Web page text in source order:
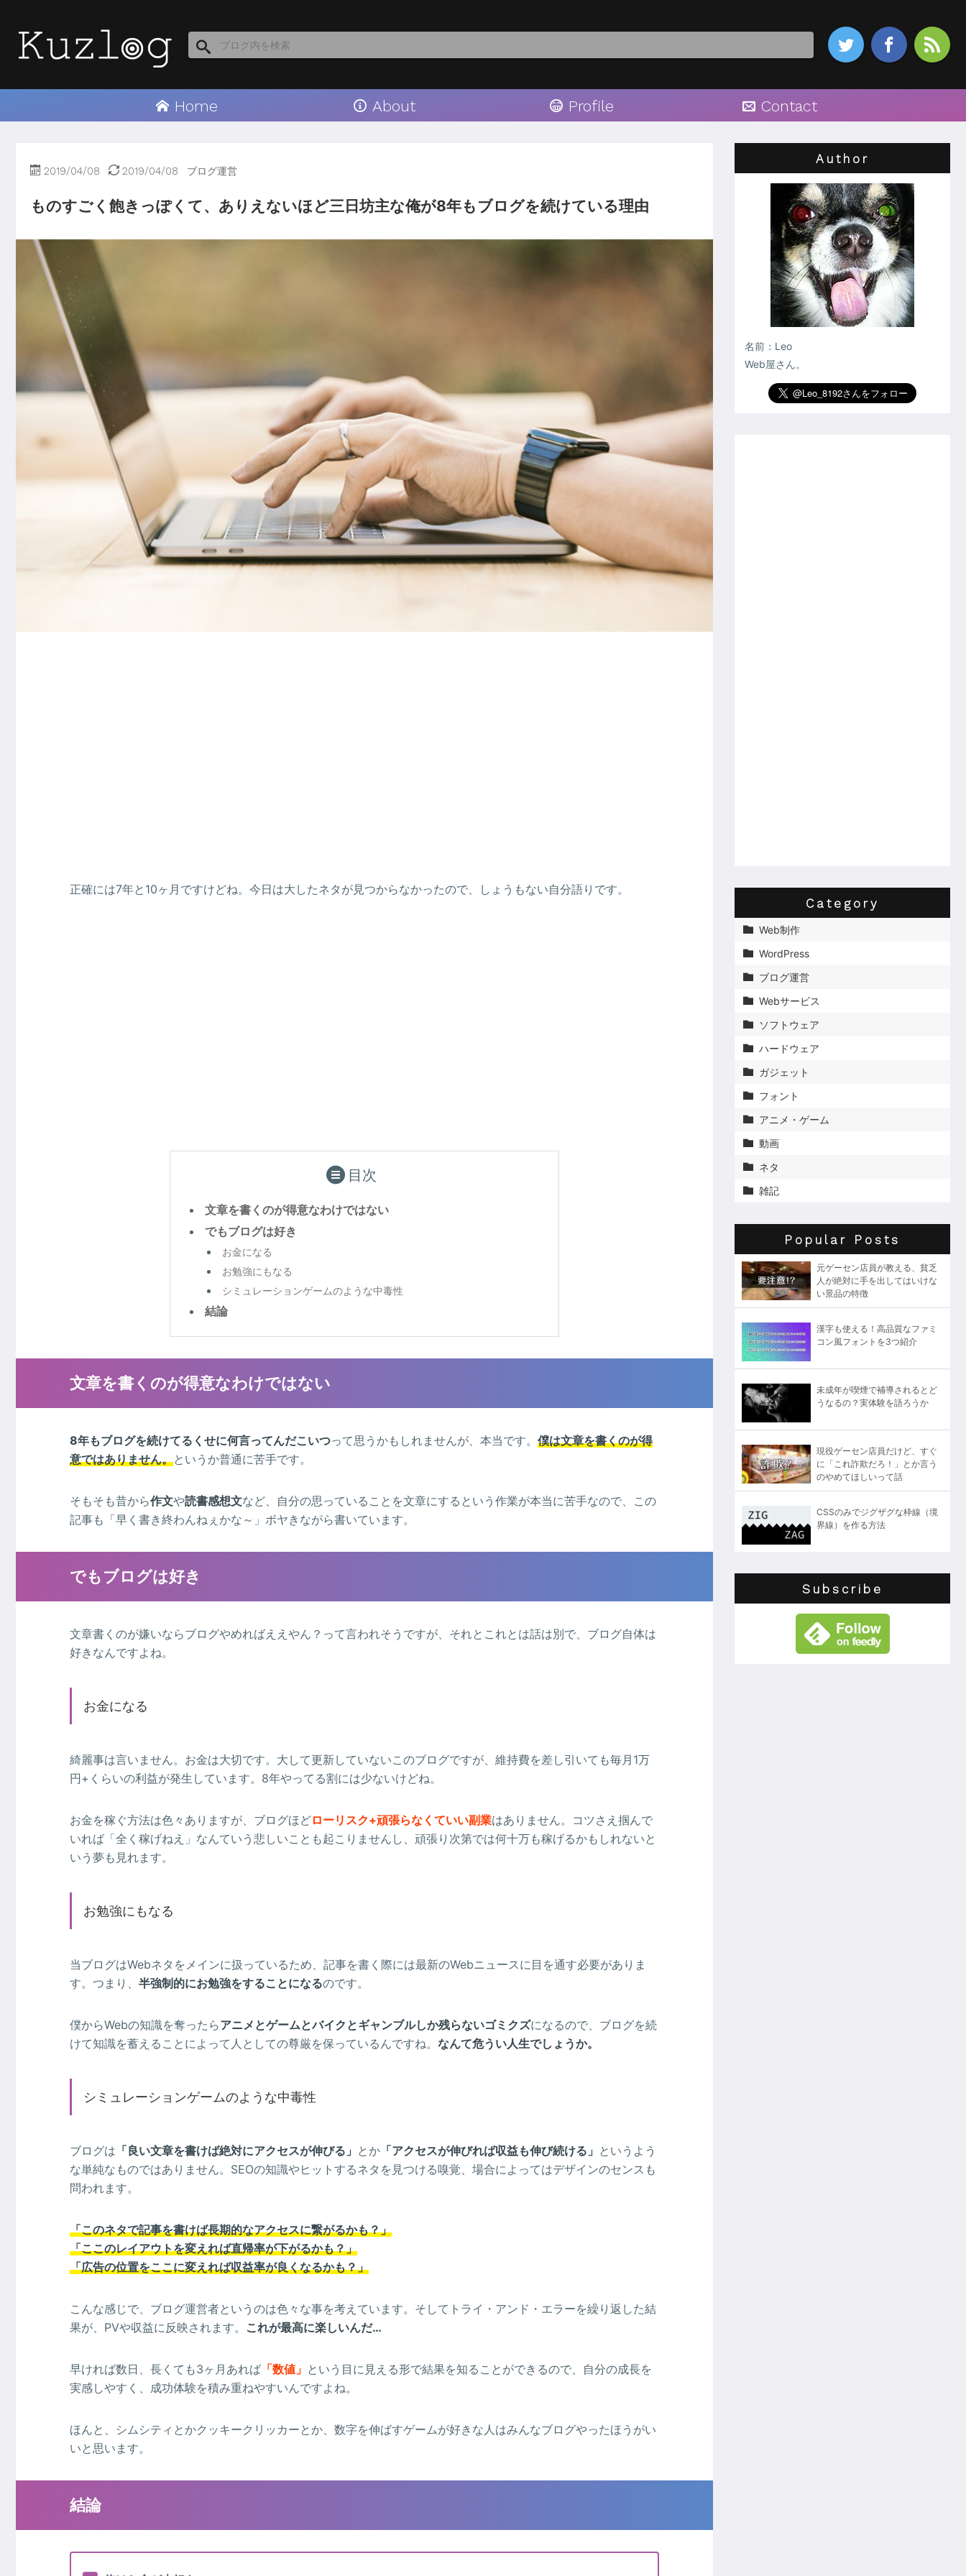
  
Home About Profile Contact
2019/04/08 2019/04/08 ブログ運営
ものすごく飽きっぽくて、ありえないほど三日坊主な俺が8年もブログを続けている理由
正確には7年と10ヶ月ですけどね。今日は大したネタが見つからなかったので、しょうもない自分語りです。
目次
文章を書くのが得意なわけではない
でもブログは好き
お金になる
お勉強にもなる
シミュレーションゲームのような中毒性
結論
文章を書くのが得意なわけではない
8年もブログを続けてるくせに何言ってんだこいつって思うかもしれませんが、本当です。 僕は文章を書くのが得
意ではありません。というか普通に苦手です。
そもそも昔から作文や読書感想文など、自分の思っていることを文章にするという作業が本当に苦手なので、この
記事も「早く書き終わんねぇかな～」ボヤきながら書いています。
でもブログは好き
文章書くのが嫌いならブログやめればええやん？って言われそうですが、それとこれとは話は別で、ブログ自体は
好きなんですよね。
お金になる
綺麗事は言いません。お金は大切です。大して更新していないこのブログですが、維持費を差し引いても毎月1万
円+くらいの利益が発生しています。8年やってる割には少ないけどね。
お金を稼ぐ方法は色々ありますが、ブログほどローリスク+頑張らなくていい副業はありません。コツさえ掴んで
いれば「全く稼げねえ」なんていう悲しいことも起こりませんし、頑張り次第では何十万も稼げるかもしれないと
いう夢も見れます。
お勉強にもなる
当ブログはWebネタをメインに扱っているため、記事を書く際には最新のWebニュースに目を通す必要がありま
す。つまり、 半強制的にお勉強をすることになるのです。
僕からWebの知識を奪ったらアニメとゲームとバイクとギャンブルしか残らないゴミクズになるので、ブログを続
けて知識を蓄えることによって人としての尊厳を保っているんですね。 なんて危うい人生でしょうか。
シミュレーションゲームのような中毒性
ブログは 「良い文章を書けば絶対にアクセスが伸びる」 とか 「アクセスが伸びれば収益も伸び続ける」 というよう
な単純なものではありません。SEOの知識やヒットするネタを見つける嗅覚、場合によってはデザインのセンスも
問われます。
「このネタで記事を書けば長期的なアクセスに繋がるかも？」
「ここのレイアウトを変えれば直帰率が下がるかも？」
「広告の位置をここに変えれば収益率が良くなるかも？」
こんな感じで、ブログ運営者というのは色々な事を考えています。そしてトライ・アンド・エラーを繰り返した結
果が、PVや収益に反映されます。 これが最高に楽しいんだ…
早ければ数日、長くても3ヶ月あれば 「数値」 という目に見える形で結果を知ることができるので、自分の成長を
実感しやすく、成功体験を積み重ねやすいんですよね。
ほんと、シムシティとかクッキークリッカーとか、数字を伸ばすゲームが好きな人はみんなブログやったほうがい
いと思います。
結論
Author
名前：Leo
Web屋さん。
Category
 Web制作
 WordPress
 ブログ運営
 Webサービス
 ソフトウェア
 ハードウェア
 ガジェット
 フォント
 アニメ・ゲーム
 動画
 ネタ
 雑記
Popular Posts
元ゲーセン店員が教える、貧乏
人が絶対に手を出してはいけな
い景品の特徴
漢字も使える！高品質なファミ
コン風フォントを3つ紹介
未成年が喫煙で補導されるとど
うなるの？実体験を語ろうか
現役ゲーセン店員だけど、すぐ
に「これ詐欺だろ！」とか言う
のやめてほしいって話
CSSのみでジグザグな枠線（境
界線）を作る方法
Subscribe